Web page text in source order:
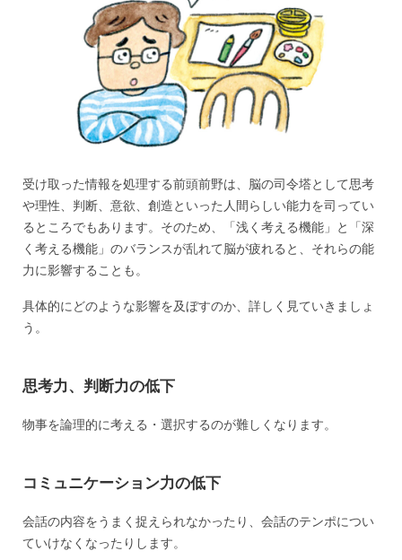
受け取った情報を処理する前頭前野は、脳の司令塔として思考
や理性、判断、意欲、創造といった人間らしい能力を司ってい
るところでもあります。そのため、「浅く考える機能」と「深
く考える機能」のバランスが乱れて脳が疲れると、それらの能
力に影響することも。
具体的にどのような影響を及ぼすのか、詳しく見ていきましょ
う。
思考力、判断力の低下
物事を論理的に考える・選択するのが難しくなります。
コミュニケーション力の低下
会話の内容をうまく捉えられなかったり、会話のテンポについ
ていけなくなったりします。